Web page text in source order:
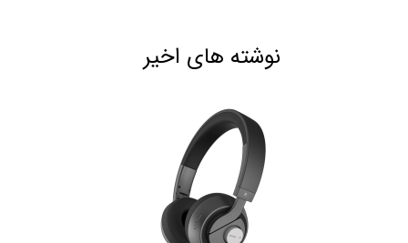
نوشته های اخیر